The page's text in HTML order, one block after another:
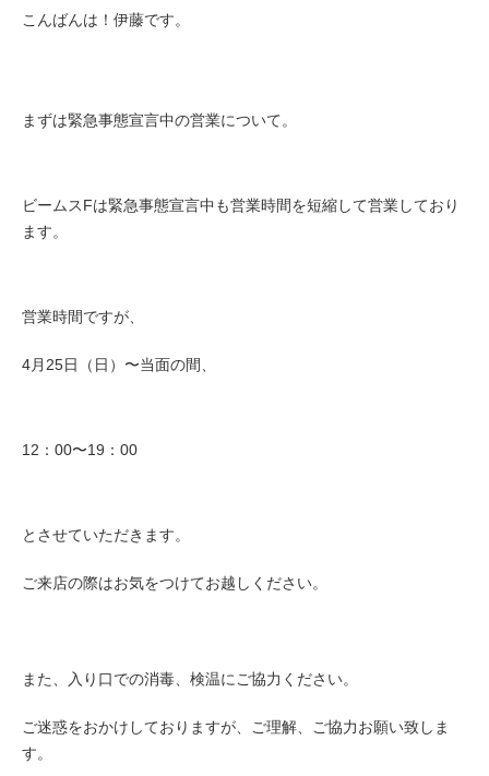
こんばんは！伊藤です。
まずは緊急事態宣言中の営業について。
ビームスFは緊急事態宣言中も営業時間を短縮して営業しており
ます。
営業時間ですが、
4月25日（日）〜当面の間、
12：00〜19：00
とさせていただきます。
ご来店の際はお気をつけてお越しください。
また、入り口での消毒、検温にご協力ください。
ご迷惑をおかけしておりますが、ご理解、ご協力お願い致しま
す。